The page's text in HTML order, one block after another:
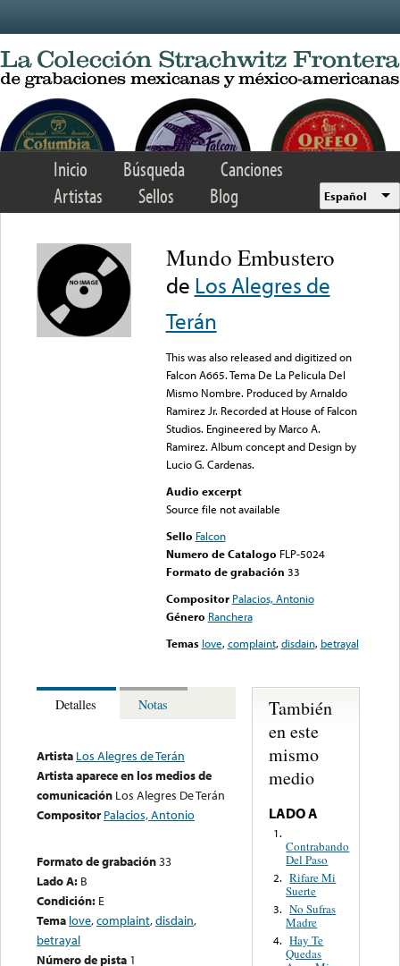
Inicio Búsqueda
Canciones
Artistas
Sellos Blog Español
Mundo Embustero
de Los Alegres de
Terán
This was also released and digitized on
Falcon A665. Tema De La Pelicula Del
Mismo Nombre. Produced by Arnaldo
Ramirez Jr. Recorded at House of Falcon
Studios. Engineered by Marco A.
Ramirez. Album concept and Design by
Lucio G. Cardenas.
Audio excerpt
Source file not available
Sello Falcon
Numero de Catalogo FLP-5024
Formato de grabación 33
Compositor Palacios, Antonio
Género Ranchera
Temas love,complaint,disdain, betrayal
Detalles Notas
Artista Los Alegres de Terán
Artista aparece en los medios de
comunicación Los Alegres De Terán
Compositor Palacios, Antonio
Formato de grabación33
Lado A: B
Condición: E
Tema love,complaint,disdain,
betrayal
Número de pista 1
También
en este
mismo
medio
LADO A
1.
Contrabando
Del Paso
2. Rifare Mi
Suerte
3. No Sufras
Madre
4. Hay Te
Quedas